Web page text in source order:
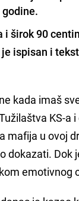
i širok 90
ispisan i
kada imaš
KS-a
mafija u ovoj
dokazati. Dok
emotivnog